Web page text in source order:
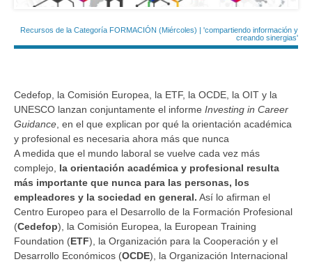
Recursos de la Categoría FORMACIÓN (Miércoles) | 'compartiendo información y
creando sinergias'
Cedefop, la Comisión Europea, la ETF, la OCDE, la OIT y la
UNESCO lanzan conjuntamente el informe Investing in Career
Guidance , en el que explican por qué la orientación académica
y profesional es necesaria ahora más que nunca
A medida que el mundo laboral se vuelve cada vez más
complejo, la orientación académica y profesional resulta
más importante que nunca para las personas, los
empleadores y la sociedad en general. Así lo afirman el
Centro Europeo para el Desarrollo de la Formación Profesional
(Cedefop), la Comisión Europea, la European Training
Foundation (ETF), la Organización para la Cooperación y el
Desarrollo Económicos (OCDE), la Organización Internacional